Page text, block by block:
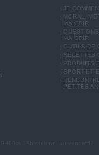
JE
MORAL,
MAIGRIR
MAIGRIR
OUTILS DE
RECETTES
PRODUITS
SPORT ET
PETITES